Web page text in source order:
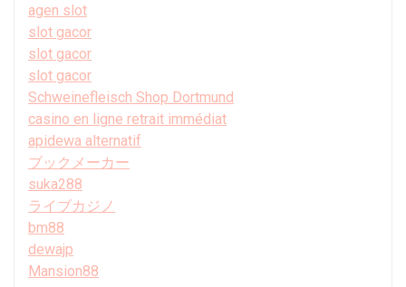
agen slot
slot gacor
slot gacor
slot gacor
Schweinefleisch Shop Dortmund
casino en ligne retrait immédiat
apidewa alternatif
ブックメーカー
suka288
ライブカジノ
bm88
dewajp
Mansion88